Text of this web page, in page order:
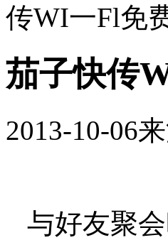
传WI一Fl免
茄子快传
2013-10-06
与好友聚